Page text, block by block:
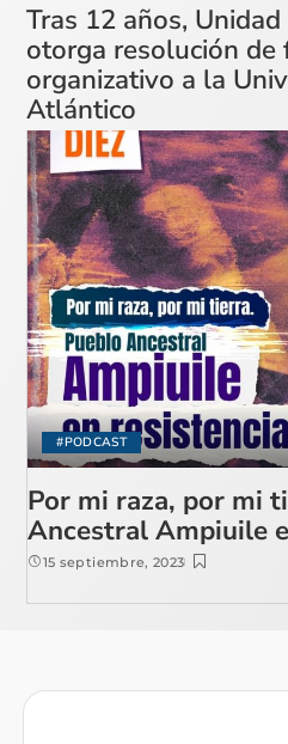
Tras 12 años,
otorga resolución
organizativo a la
Atlántico
#PODCAST
Por mi raza, por mi
Ancestral Ampiuile
15 septiembre, 2023